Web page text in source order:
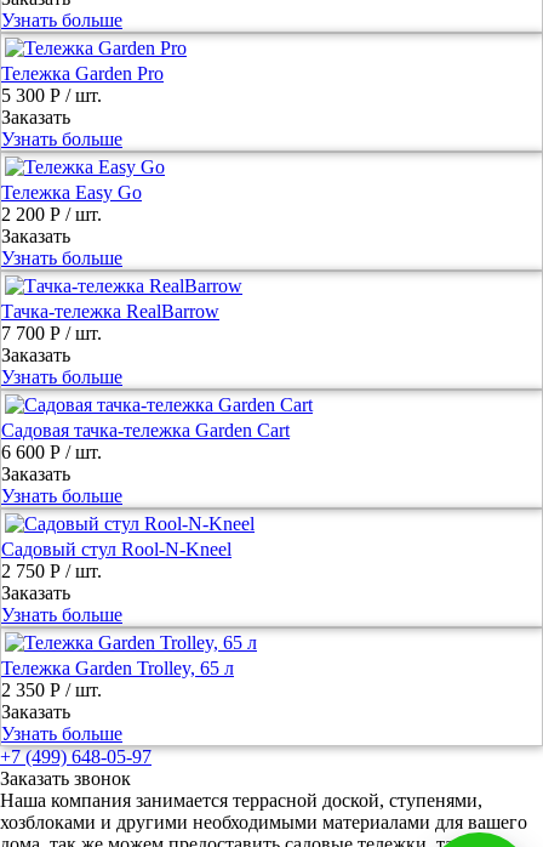
Узнать больше
Тележка Garden Pro
5 300 Р / шт.
Заказать
Узнать больше
Тележка Easy Go
2 200 Р / шт.
Заказать
Узнать больше
Тачка-тележка RealBarrow
7 700 Р / шт.
Заказать
Узнать больше
Садовая тачка-тележка Garden Cart
6 600 Р / шт.
Заказать
Узнать больше
Садовый стул Rool-N-Kneel
2 750 Р / шт.
Заказать
Узнать больше
Тележка Garden Trolley, 65 л
2 350 Р / шт.
Заказать
Узнать больше
+7 (499) 648-05-97
Заказать звонок
Наша компания занимается террасной доской, ступенями,
хозблоками и другими необходимыми материалами для вашего